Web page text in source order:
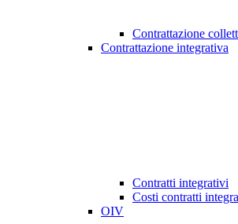
Contrattazione
Contrattazione integrativa
Contratti integrativi
Costi contratti
OIV